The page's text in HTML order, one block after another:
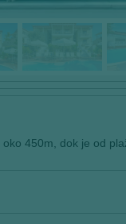
450m, dok je od